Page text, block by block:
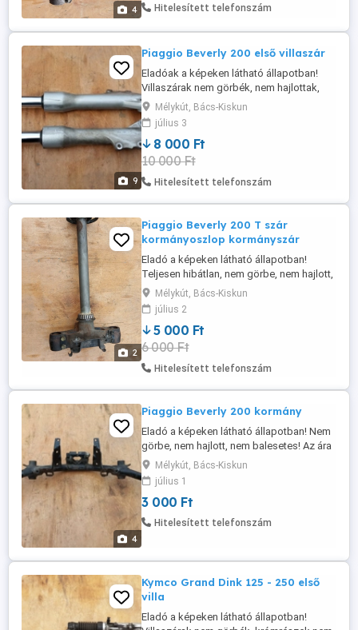
4
3460 Ft Előre utalással házhoz - 3020 Ft
Hitelesített telefonszám
9
Piaggio Beverly 200 első villaszár
Eladóak a képeken látható állapotban!
Villaszárak nem görbék, nem hajlottak,
nem balesetesek! Szimeringek
eresztenek, cserélni kell! Csak párban
eladó! Az ára fix 8000 Ft pár! Postázás
megoldható akár utánvétellel is! A
postaköltség a vevőt terheli! Postai díjak:
Utánvétellel házhoz - 3570 Ft Utánvétellel
...
Mélykút, Bács-Kiskun
július 3
8 000 Ft
10 000 Ft
Hitelesített telefonszám
2
Piaggio Beverly 200 T szár
kormányoszlop kormányszár
Eladó a képeken látható állapotban!
Teljesen hibátlan, nem görbe, nem hajlott,
nem balesetes! Az ára fix 5000 Ft!
Postázás megoldható akár utánvétellel is!
A postaköltség a vevőt terheli! Postai
díjak: Utánvétellel házhoz - 3570 Ft
Utánvétellel postán maradóként - 3460 Ft
Előre utalással házhoz - 3020 ...
Mélykút, Bács-Kiskun
július 2
5 000 Ft
6 000 Ft
Hitelesített telefonszám
4
Piaggio Beverly 200 kormány
Eladó a képeken látható állapotban! Nem
görbe, nem hajlott, nem balesetes! Az ára
fix 3000 Ft! Postázás megoldható akár
utánvétellel is! A postaköltség a vevőt
terheli! Postai díjak: Utánvétellel házhoz -
3300 Ft Utánvétellel postán maradóként -
3075 Ft Előre utalással házhoz - 2750 Ft
Mélykút, Bács-Kiskun
július 1
3 000 Ft
Hitelesített telefonszám
Kymco Grand Dink 125 - 250 első
villa
Eladó a képeken látható állapotban!